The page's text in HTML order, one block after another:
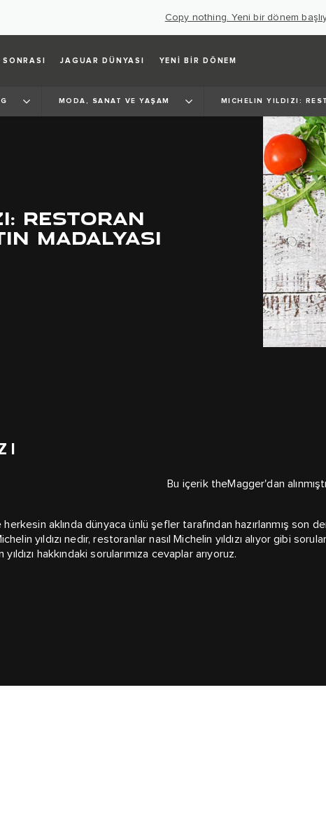
Copy nothing. Yeni bir dönem
JAGUAR DÜNYASI YENİ BİR DÖNEM
MODA, SANAT VE YAŞAM MICHELIN YILDIZI:
RESTORAN
MADALYASI
Bu içerik theMagger'dan
herkesin aklında dünyaca ünlü şefler tarafından hazırlanmış
yıldızı nedir, restoranlar nasıl Michelin yıldızı alıyor gibi
hakkındaki sorularımıza cevaplar arıyoruz.